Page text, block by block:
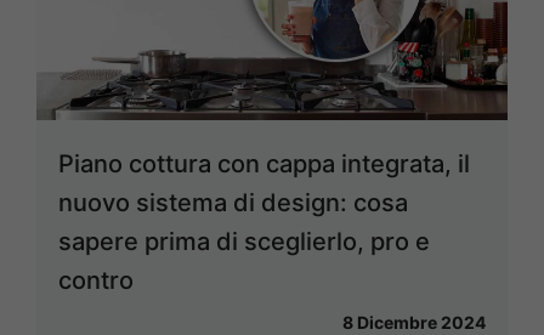
Piano cottura con cappa integrata, il
nuovo sistema di design: cosa
sapere prima di sceglierlo, pro e
contro
8 Dicembre 2024